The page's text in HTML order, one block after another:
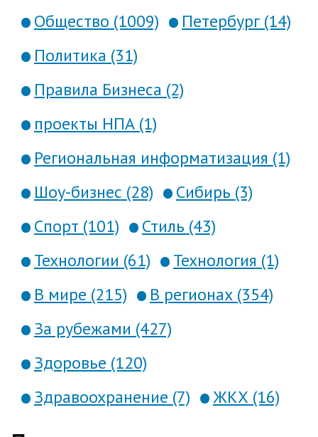
Общество (1009)
Петербург (14)
Политика (31)
Правила Бизнеса (2)
проекты НПА (1)
Региональная информатизация (1)
Шоу-бизнес (28)
Сибирь (3)
Спорт (101)
Стиль (43)
Технологии (61)
Технология (1)
В мире (215)
В регионах (354)
За рубежами (427)
Здоровье (120)
Здравоохранение (7)
ЖКХ (16)